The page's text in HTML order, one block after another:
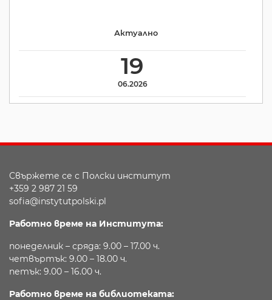
19
06.2026
Актуално
Свържете се с Полски институт
+359 2 987 21 59
sofia@instytutpolski.pl
Работно време на Института:
понеделник – сряда: 9.00 – 17.00 ч.
четвъртък: 9.00 – 18.00 ч.
петък: 9.00 – 16.00 ч.
Работно време на библиотеката: